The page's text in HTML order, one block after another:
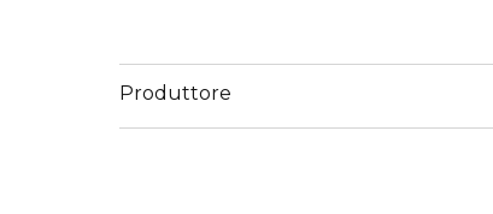
Produttore